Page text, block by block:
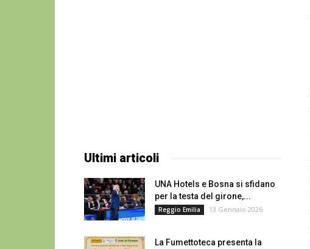
Ultimi articoli
UNA Hotels e Bosna si sfidano
per la testa del girone,...
Reggio Emilia 13 Gennaio 2026
La Fumettoteca presenta la